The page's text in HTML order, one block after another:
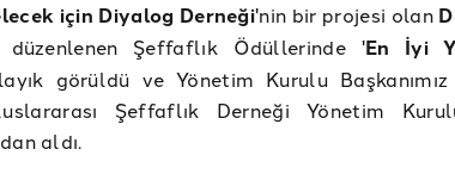
için Diyalog Derneği'nin bir projesi olan
Şeffaflık Ödüllerinde 'En İyi
görüldü ve Yönetim Kurulu
Şeffaflık Derneği Yönetim
aldı.